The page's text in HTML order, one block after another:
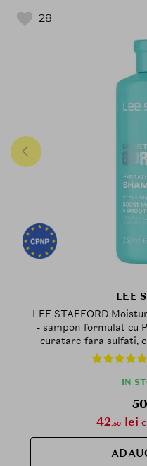
28
LEE
LEE STAFFORD
- sampon formulat cu
curatare fara sulfati,
delicata a parului
IN
42.50 lei